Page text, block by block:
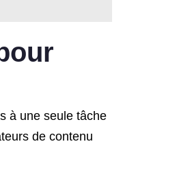
à une seule tâche
de contenu